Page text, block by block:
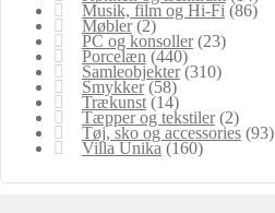
Musik, film og Hi-Fi (86)
Møbler (2)
PC og konsoller (23)
Porcelæn (440)
Samleobjekter (310)
Smykker (58)
Trækunst (14)
Tæpper og tekstiler (2)
Tøj, sko og accessories (93)
Villa Unika (160)